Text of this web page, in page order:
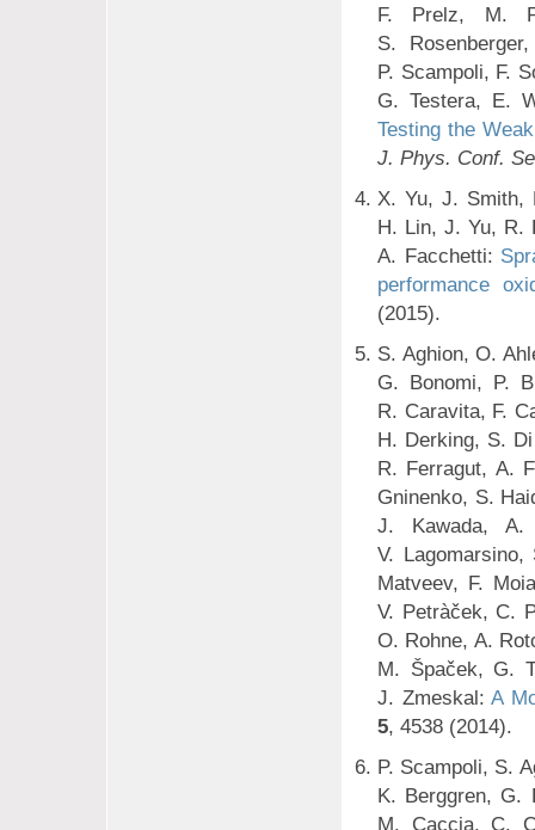
F. Prelz, M.
S.
P. Scampoli, F.
G. Testera, E.
Testing the
J. Phys. Conf.
X. Yu, J. Smith,
H. Lin, J. Yu, R.
A. Facchetti:
performance
(2015).
S. Aghion, O.
G. Bonomi, P.
R. Caravita, F.
H. Derking, S.
R. Ferragut, A.
Gninenko, S.
J. Kawada, A.
V.
Matveev, F.
V. Petràček, C.
O. Rohne, A.
M. Špaček, G.
J. Zmeskal:A
5, 4538 (2014).
P. Scampoli, S.
K. Berggren, G.
M. Caccia, C.